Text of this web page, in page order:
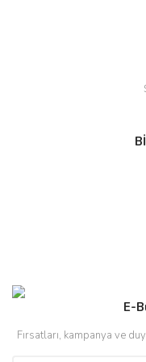
E-
Fırsatları, kampanya ve